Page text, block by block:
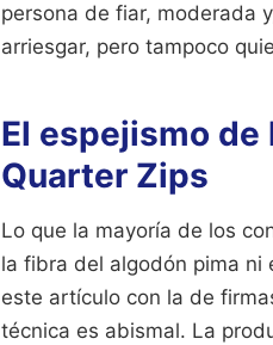
persona de fiar, moderada
arriesgar, pero tampoco
El espejismo de
Quarter Zips
Lo que la mayoría de los
la fibra del algodón pima ni
este artículo con la de
técnica es abismal. La